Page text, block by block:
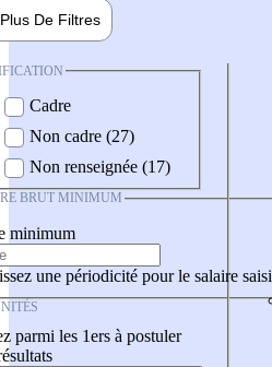
Plus De Filtres
Cadre
Non cadre (27)
Non renseignée (17)
BRUT MINIMUM
minimum
une périodicité pour le salaire saisi
parmi les 1ers à postuler